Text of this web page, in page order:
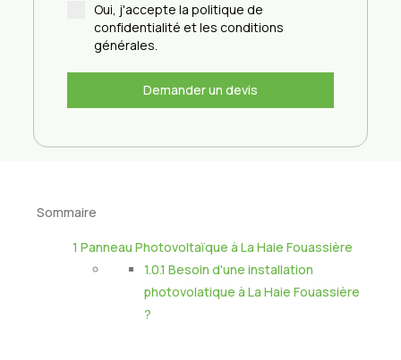
Oui, j'accepte la politique de
confidentialité et les conditions
générales.
Demander un devis
Sommaire
1 Panneau Photovoltaïque à La Haie Fouassière
1.0.1 Besoin d'une installation
photovolatique à La Haie Fouassière
?